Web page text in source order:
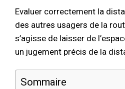
Evaluer correctement la
des autres usagers de la
s’agisse de laisser de
un jugement précis de la
Sommaire